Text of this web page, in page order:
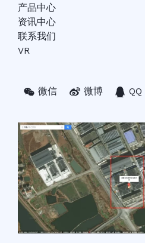
产品中心
资讯中心
联系我们
VR
微信 微博 QQ